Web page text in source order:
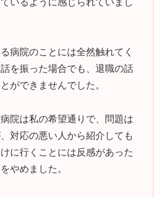
病院のことには全然触れてく
を振った場合でも、退職の話
ができませんでした。
院は私の希望通りで、問題は
対応の悪い人から紹介しても
に行くことには反感があった
やめました。